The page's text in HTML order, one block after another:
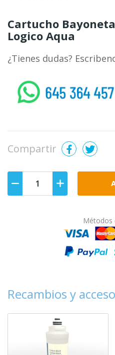
Cartucho
Logico Aqua
¿Tienes dudas?
whatsapp
Compartir
Métodos
Recambios y